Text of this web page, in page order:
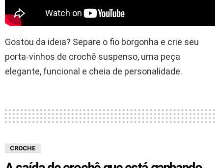
Gostou da ideia? Separe o fio borgonha e crie seu
porta-vinhos de crochê suspenso, uma peça
elegante, funcional e cheia de personalidade.
CROCHE